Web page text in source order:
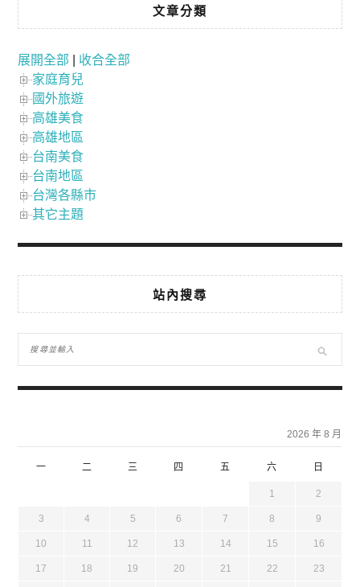
文章分類
展開全部
收合全部
家庭育兒
國外旅遊
高雄美食
高雄地區
台南美食
台南地區
台灣各縣市
其它主題
站內搜尋
2026 年 8 月
一 二 三 四 五 六 日
1 2
3 4 5 6 7 8 9
10 11 12 13 14 15 16
17 18 19 20 21 22 23